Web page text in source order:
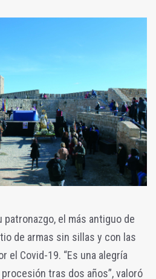
patronazgo, el más antiguo de
de armas sin sillas y con las
el Covid-19. “Es una alegría
tras dos años”, valoró